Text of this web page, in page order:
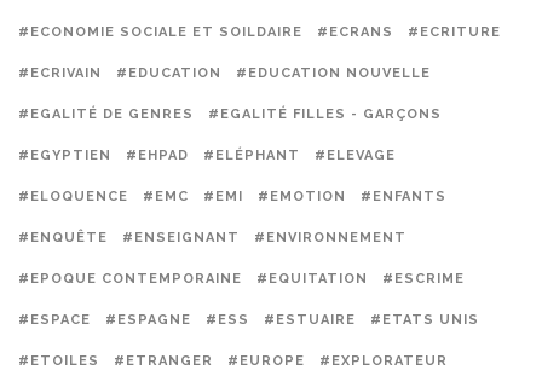
#ECONOMIE SOCIALE ET SOILDAIRE #ECRANS #ECRITURE
#ECRIVAIN #EDUCATION #EDUCATION NOUVELLE
#EGALITÉ DE GENRES #EGALITÉ FILLES - GARÇONS
#EGYPTIEN #EHPAD #ELÉPHANT #ELEVAGE
#ELOQUENCE #EMC #EMI #EMOTION #ENFANTS
#ENQUÊTE #ENSEIGNANT #ENVIRONNEMENT
#EPOQUE CONTEMPORAINE #EQUITATION #ESCRIME
#ESPACE #ESPAGNE #ESS #ESTUAIRE #ETATS UNIS
#ETOILES #ETRANGER #EUROPE #EXPLORATEUR